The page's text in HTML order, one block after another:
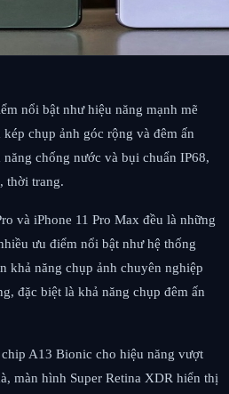
nổi bật như hiệu năng mạnh mẽ
chụp ảnh góc rộng và đêm ấn
chống nước và bụi chuẩn IP68,
thời trang.
và iPhone 11 Pro Max đều là những
ưu điểm nổi bật như hệ thống
khả năng chụp ảnh chuyên nghiệp
đặc biệt là khả năng chụp đêm ấn
A13 Bionic cho hiệu năng vượt
màn hình Super Retina XDR hiển thị